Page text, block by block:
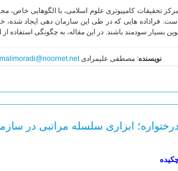
تحقیقات کامپیوتری علوم اسلامی، با الگوهایی خاص،
است. فراداده هایی که در طی این سازمان دهی ایجاد شده،
بسیار سودمند باشند. در این مقاله، به چگونگی
نویسنده: مصطفی علیمرادیmalimoradi@noornet.net
درختواره؛ ابزاری سلسله مراتبی در